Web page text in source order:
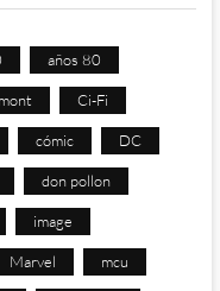
años 80
Ci-Fi
cómic DC
don pollon
image
Marvel mcu